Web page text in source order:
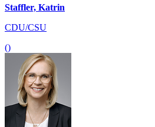
Staffler, Katrin
CDU/CSU
()